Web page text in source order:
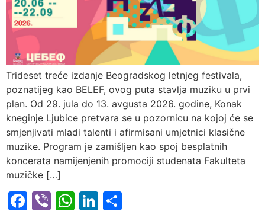
Trideset treće izdanje Beogradskog letnjeg festivala,
poznatijeg kao BELEF, ovog puta stavlja muziku u prvi
plan. Od 29. jula do 13. avgusta 2026. godine, Konak
kneginje Ljubice pretvara se u pozornicu na kojoj će se
smjenjivati mladi talenti i afirmisani umjetnici klasične
muzike. Program je zamišljen kao spoj besplatnih
koncerata namijenjenih promociji studenata Fakulteta
muzičke […]
Facebook
ViberWhatsApp
LinkedIn